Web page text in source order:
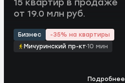
от 19.0 млн руб.
Бизнес
-35% на квартиры
Мичуринский пр-кт10 мин
Подробнее